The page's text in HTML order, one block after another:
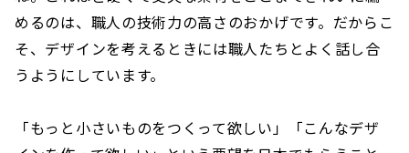
めるのは、職人の技術力の高さのおかげです。だからこ
そ、デザインを考えるときには職人たちとよく話し合
うようにしています。
「もっと小さいものをつくって欲しい」「こんなデザ